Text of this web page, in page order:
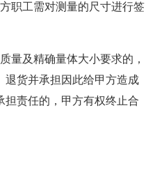
职工需对测量的尺寸进行签
量及精确量体大小要求的，
退货并承担因此给甲方造成
担责任的，甲方有权终止合